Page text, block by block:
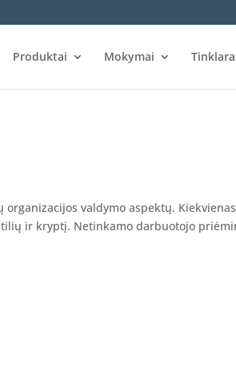
Produktai Mokymai
valdymo aspektų.
ir kryptį. Netinkamo darbuotojo